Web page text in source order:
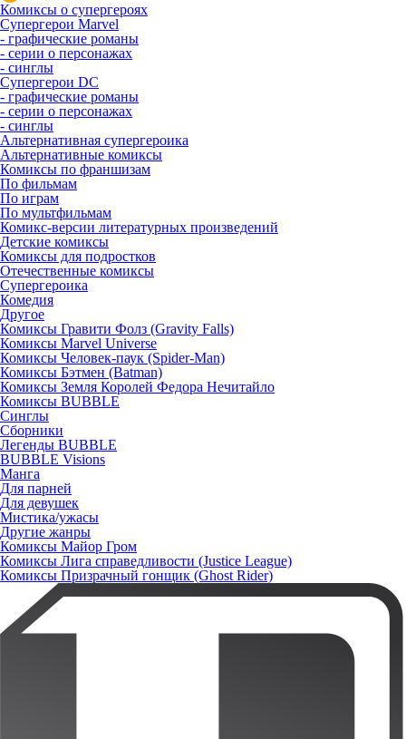
Комиксы о супергероях
Супергерои Marvel
- графические романы
- серии о персонажах
- синглы
Супергерои DC
- графические романы
- серии о персонажах
- синглы
Альтернативная супергероика
Альтернативные комиксы
Комиксы по франшизам
По фильмам
По играм
По мультфильмам
Комикс-версии литературных произведений
Детские комиксы
Комиксы для подростков
Отечественные комиксы
Супергероика
Комедия
Другое
Комиксы Гравити Фолз (Gravity Falls)
Комиксы Marvel Universe
Комиксы Человек-паук (Spider-Man)
Комиксы Бэтмен (Batman)
Комиксы Земля Королей Федора Нечитайло
Комиксы BUBBLE
Синглы
Сборники
Легенды BUBBLE
BUBBLE Visions
Манга
Для парней
Для девушек
Мистика/ужасы
Другие жанры
Комиксы Майор Гром
Комиксы Лига справедливости (Justice League)
Комиксы Призрачный гонщик (Ghost Rider)